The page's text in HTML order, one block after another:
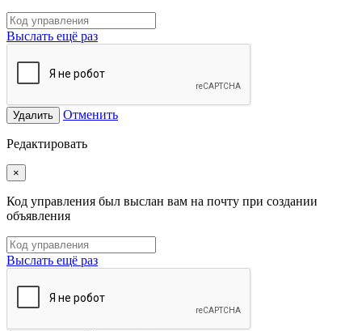
Выслать ещё раз
Удалить Отменить
Редактировать
×
Код управления был выслан вам на почту при создании
объявления
Выслать ещё раз